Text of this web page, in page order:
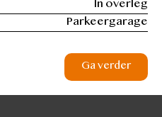
In overleg
Parkeergarage
Ga verder